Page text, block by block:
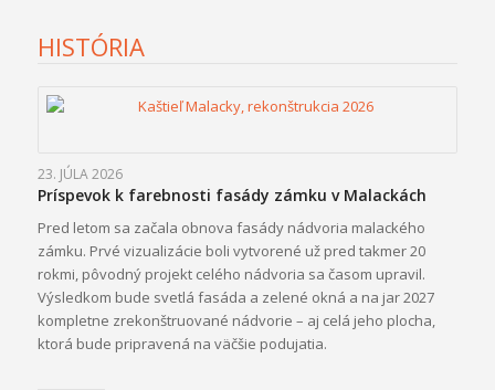
HISTÓRIA
23. JÚLA 2026
Príspevok k farebnosti fasády zámku v Malackách
Pred letom sa začala obnova fasády nádvoria malackého
zámku. Prvé vizualizácie boli vytvorené už pred takmer 20
rokmi, pôvodný projekt celého nádvoria sa časom upravil.
Výsledkom bude svetlá fasáda a zelené okná a na jar 2027
kompletne zrekonštruované nádvorie – aj celá jeho plocha,
ktorá bude pripravená na väčšie podujatia.